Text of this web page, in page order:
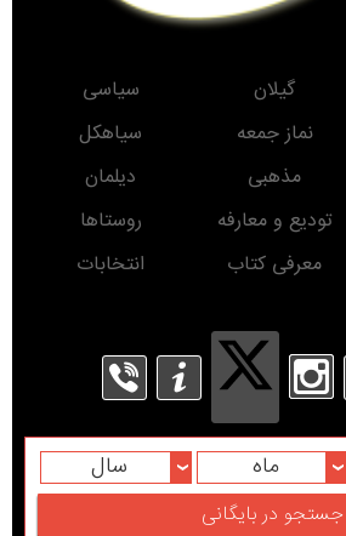
گیلان
سیاسی
نماز جمعه
سیاهکل
مذهبی
دیلمان
تودیع و معارفه
روستاها
معرفی کتاب
انتخابات
ماه سال